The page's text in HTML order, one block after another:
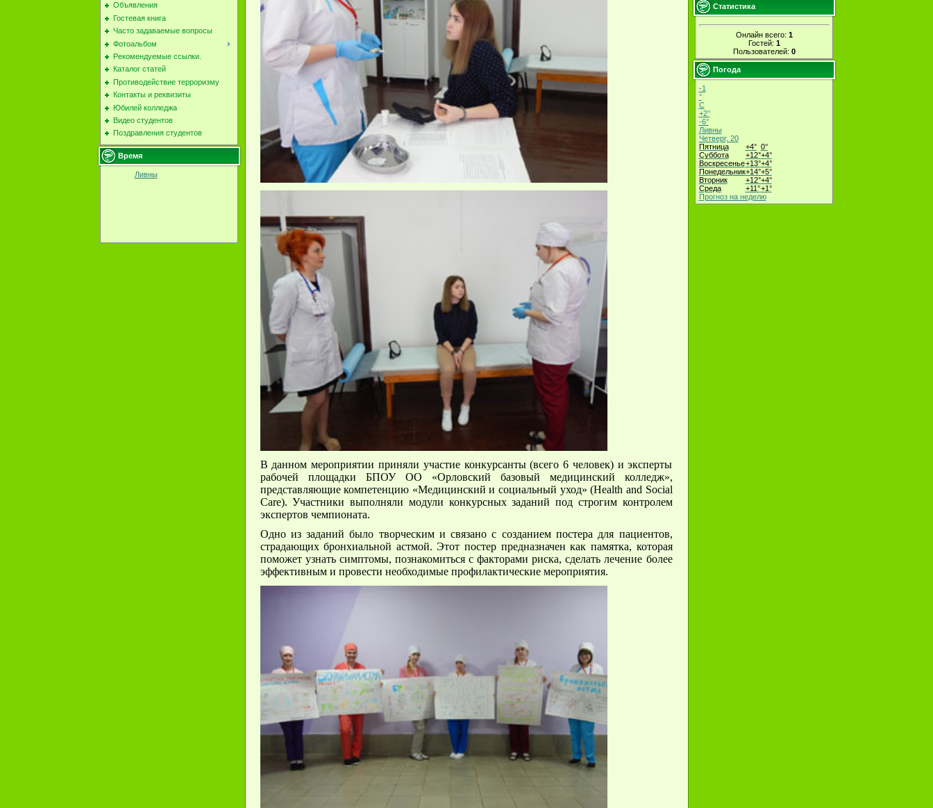
Объявления
Гостевая книга
Часто задаваемые вопросы
Фотоальбом
Рекомендуемые ссылки.
Каталог статей
Противодействие терроризму
Контакты и реквизиты
Юбилей колледжа
Видео студентов
Поздравления студентов
Время
Ливны
В данном мероприятии приняли участие конкурсанты (всего 6 человек) и эксперты
рабочей площадки БПОУ ОО «Орловский базовый медицинский колледж»,
представляющие компетенцию «Медицинский и социальный уход» (Health and Social
Care). Участники выполняли модули конкурсных заданий под строгим контролем
экспертов чемпионата.
Одно из заданий было творческим и связано с созданием постера для пациентов,
страдающих бронхиальной астмой. Этот постер предназначен как памятка, которая
поможет узнать симптомы, познакомиться с факторами риска, сделать лечение более
эффективным и провести необходимые профилактические мероприятия.
Статистика
Онлайн всего: 1
Гостей: 1
Пользователей: 0
Погода
-1
°
C
+2°
-6°
Ливны
Четверг, 20
Пятница
+4° 0°
Суббота
+12°+4°
Воскресенье+13°+4°
Понедельник+14°+5°
Вторник
+12°+4°
Среда
+11°+1°
Прогноз на неделю